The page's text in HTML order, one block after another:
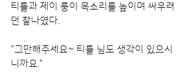
티틀과 제이 룽이 목소리를 높이며 싸우려
던 찰나였다.
“그만해주세요~ 티틀 님도 생각이 있으시
니까요.”